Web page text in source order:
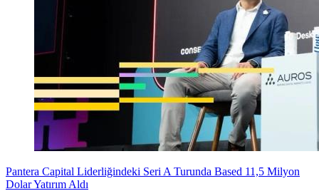
Pantera Capital Liderliğindeki Seri A Turunda Based 11,5 Milyon
Dolar Yatırım Aldı